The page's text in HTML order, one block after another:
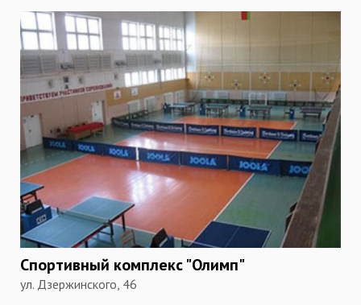
Спортивный комплекс "Олимп"
ул. Дзержинского, 46